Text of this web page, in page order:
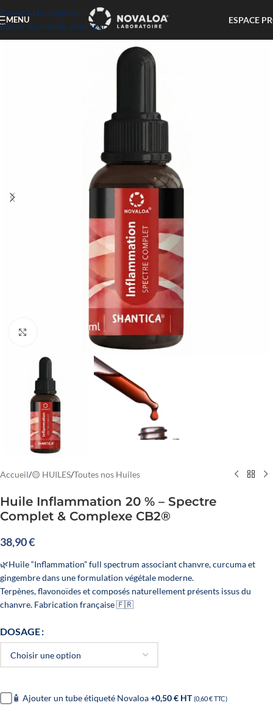
Passer à la navigation
Passer au contenu principal
MENU ESPACE
Cliquez pour agrandir
Accueil/🟡 HUILES/Toutes nos Huiles
Huile Inflammation 20 % – Spectre
Complet & Complexe CB2®
38,90€
🌿Huile “Inflammation” full spectrum associant chanvre, curcuma et
gingembre dans une formulation végétale moderne.
Terpènes, flavonoïdes et composés naturellement présents issus du
chanvre. Fabrication française 🇫🇷
DOSAGE
🧴 Ajouter un tube étiqueté Novaloa+0,50 € HT (0,60 € TTC)